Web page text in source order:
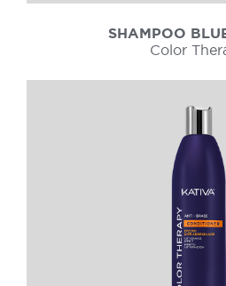
SHAMPOO
Color